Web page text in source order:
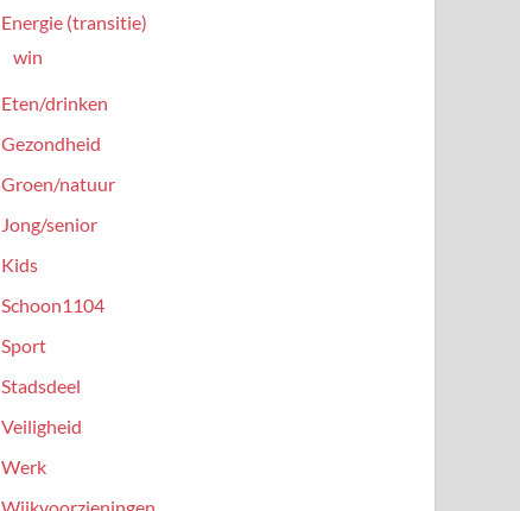
Energie (transitie)
win
Eten/drinken
Gezondheid
Groen/natuur
Jong/senior
Kids
Schoon1104
Sport
Stadsdeel
Veiligheid
Werk